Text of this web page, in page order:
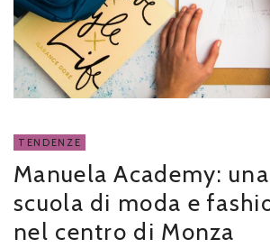
TENDENZE
Manuela Academy:
scuola di moda e
nel centro di Monza